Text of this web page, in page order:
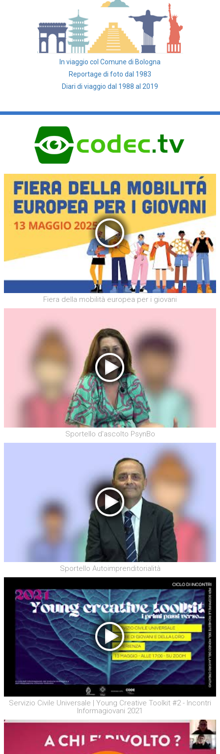
In viaggio col Comune di Bologna
Reportage di foto dal 1983
Diari di viaggio dal 1988 al 2019
Fiera della mobilità europea per i giovani
Sportello d'ascolto PsynBo
Sportello Autoimprenditorialità
Servizio Civile Universale | Young Creative Toolkit #2 - Incontri
Informagiovani 2021